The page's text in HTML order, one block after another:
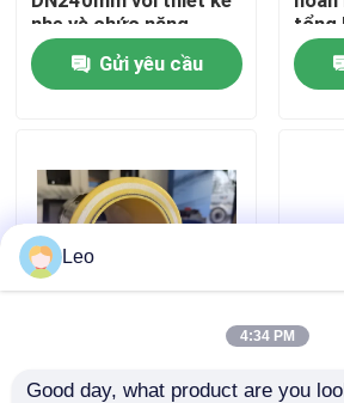
Tham quan nhà máy
Kiểm soát chất lượng
Tin tức
Ống nhựa nhiệt dẻo gia cố
nhẹ và chức năng
chống va chạm
Gửi yêu cầu
tổng
nhôm
linh hoạt để cung cấp
dùng
Leo
4:34 PM
Good day, what product are you